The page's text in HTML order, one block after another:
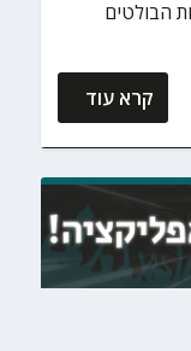
הבולטים
קרא עוד